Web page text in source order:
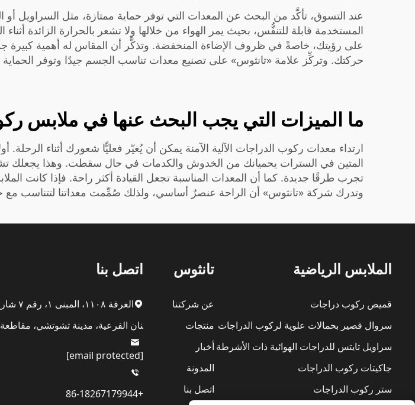
عند التسوق، تأكَّد من البحث عن المعدات التي توفر حماية ممتازة، مثل السراويل أو
المستخدمة قابلة للتنفُّس، بحيث يمر الهواء من خلالها ولا تشعر بالحرارة الزائدة
على رؤيتك، خاصةً في ظروف الإضاءة المنخفضة. وتذكَّر أن المقاس له أهمية
حركتك. وتركِّز علامة «تانثوس» على تصنيع معدات تناسب الجسم جيدًا وتوفر الحماية
ما الميزات التي يجب البحث عنها في ملابس
ارتداء معدات ركوب الدراجات الآلية الآمنة يمكن أن يُغيّر فعليًّا شعورك أثناء
المتين في السترات يحميانك من الخدوش والكدمات في حال سقطت. وهذا يجعلك
تجرب طرقًا جديدة. كما أن المعدات المناسبة تجعل القيادة أكثر راحة. فإذا كانت
وتدرك شركة «تانثوس» أن الراحة عنصرٌ أساسي، ولذلك صُمِّمت معداتنا لتتناسب
الملابس الرياضية
قميص ركوب دراجات
سروال قصير بحمالات علوية لركوب الدراجات
سراويل تايتس للدراجات الهوائية ذات الأشرطة
جاكيتات ركوب الدراجات
ستر ركوب الدراجات
تانثوس
عن شركتنا
منتجات
أخبار
المدونة
اتصل بنا
اتصل بنا
الغرفة
نان الفرعية، مدينة تشوتشي،
[email protected]
+86-18267179944